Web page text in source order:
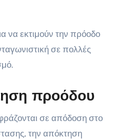
να εκτιμούν την πρόοδο
σε πολλές
προόδου
σε απόδοση στο
την απόκτηση